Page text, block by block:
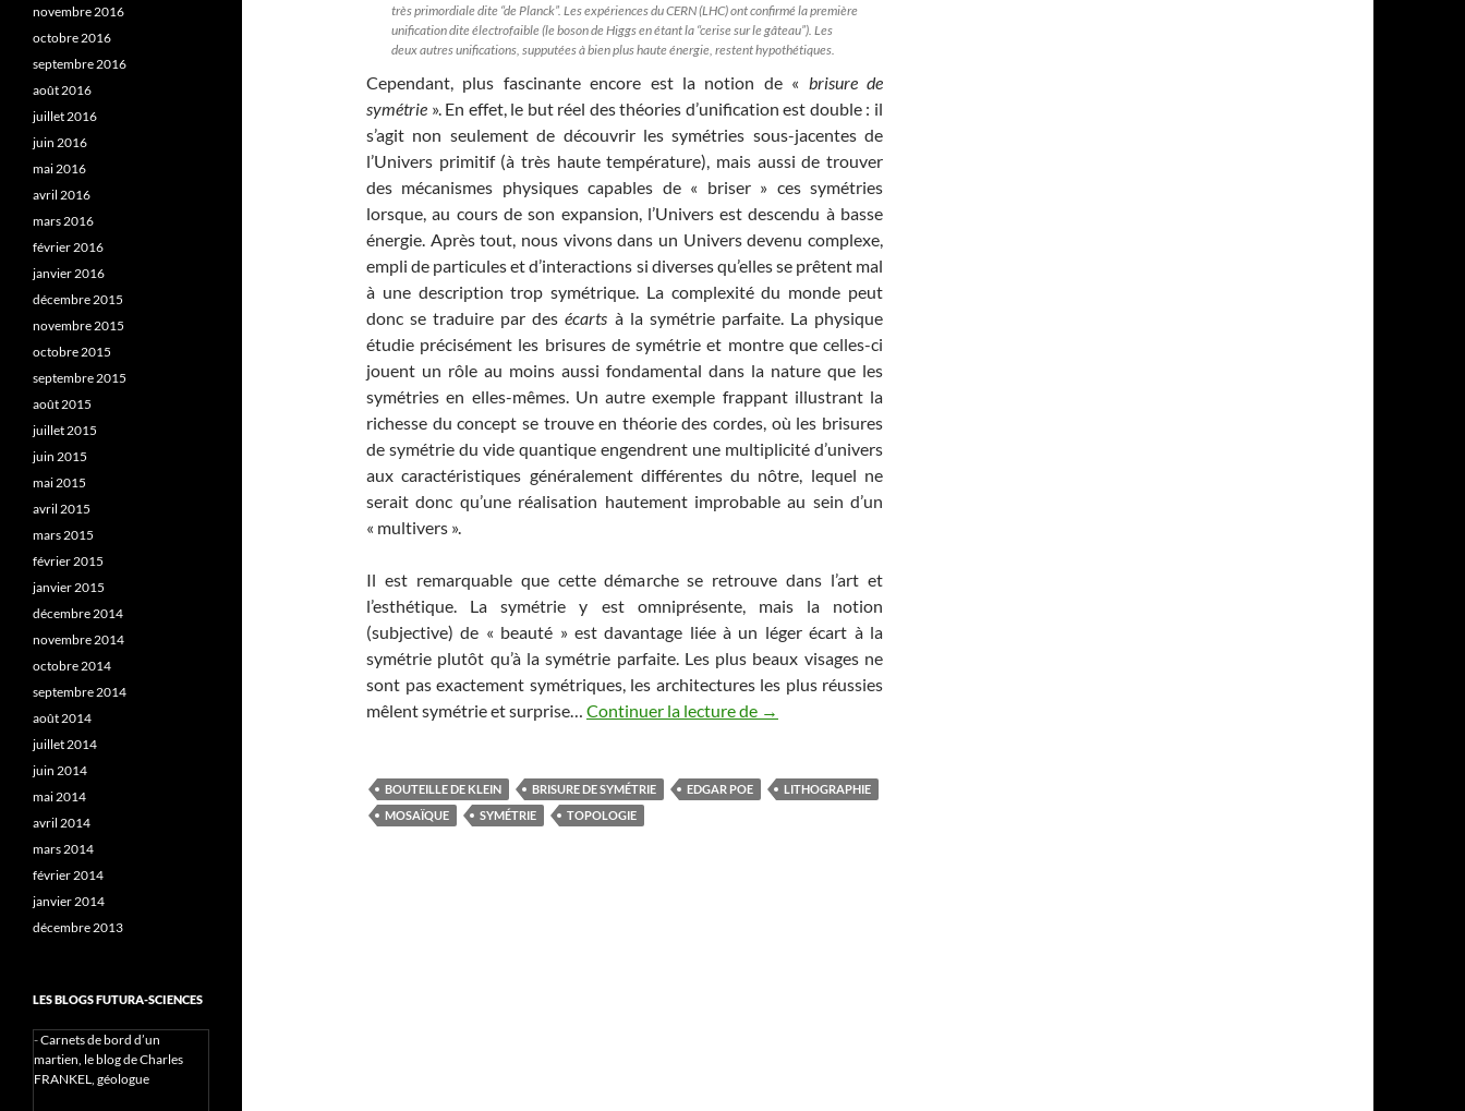
très primordiale dite “de Planck”. Les expériences du CERN (LHC) ont confirmé la première
unification dite électrofaible (le boson de Higgs en étant la “cerise sur le gâteau”). Les
deux autres unifications, supputées à bien plus haute énergie, restent hypothétiques.
Cependant, plus fascinante encore est la notion de « brisure de
symétrie ». En effet, le but réel des théories d’unification est double : il
s’agit non seulement de découvrir les symétries sous-jacentes de
l’Univers primitif (à très haute température), mais aussi de trouver
des mécanismes physiques capables de « briser » ces symétries
lorsque, au cours de son expansion, l’Univers est descendu à basse
énergie. Après tout, nous vivons dans un Univers devenu complexe,
empli de particules et d’interactions si diverses qu’elles se prêtent mal
à une description trop symétrique. La complexité du monde peut
donc se traduire par desécarts à la symétrie parfaite. La physique
étudie précisément les brisures de symétrie et montre que celles-ci
jouent un rôle au moins aussi fondamental dans la nature que les
symétries en elles-mêmes. Un autre exemple frappant illustrant la
richesse du concept se trouve en théorie des cordes, où les brisures
de symétrie du vide quantique engendrent une multiplicité d’univers
aux caractéristiques généralement différentes du nôtre, lequel ne
serait donc qu’une réalisation hautement improbable au sein d’un
« multivers ».
Il est remarquable que cette démarche se retrouve dans l’art et
l’esthétique. La symétrie y est omniprésente, mais la notion
(subjective) de « beauté » est davantage liée à un léger écart à la
symétrie plutôt qu’à la symétrie parfaite. Les plus beaux visages ne
sont pas exactement symétriques, les architectures les plus réussies
mêlent symétrie et surprise… Continuer la lecture de Cosmosaïques
→
BOUTEILLE DE KLEIN BRISURE DE SYMÉTRIE EDGAR POE
LITHOGRAPHIE
MOSAÏQUE
SYMÉTRIE TOPOLOGIE
novembre 2016
octobre 2016
septembre 2016
août 2016
juillet 2016
juin 2016
mai 2016
avril 2016
mars 2016
février 2016
janvier 2016
décembre 2015
novembre 2015
octobre 2015
septembre 2015
août 2015
juillet 2015
juin 2015
mai 2015
avril 2015
mars 2015
février 2015
janvier 2015
décembre 2014
novembre 2014
octobre 2014
septembre 2014
août 2014
juillet 2014
juin 2014
mai 2014
avril 2014
mars 2014
février 2014
janvier 2014
décembre 2013
LES BLOGS FUTURA-SCIENCES
-Carnets de bord d’un
martien, le blog de Charles
FRANKEL, géologue